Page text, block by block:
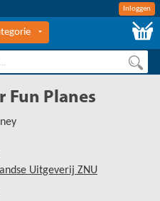
Inloggen
Fun Planes
Uitgeverij ZNU